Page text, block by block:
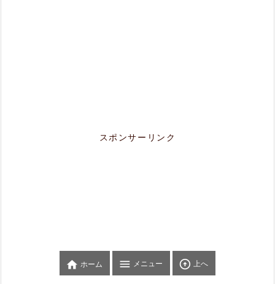
スポンサーリンク
 ホーム  メニュー  上へ